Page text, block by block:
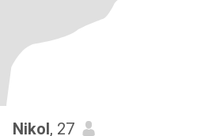
Nikol, 27